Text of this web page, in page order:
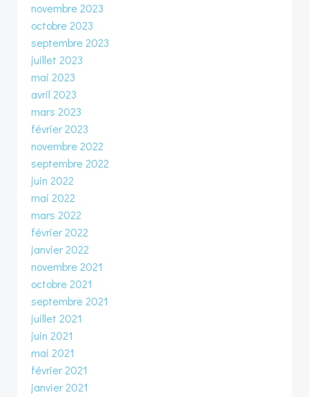
novembre 2023
octobre 2023
septembre 2023
juillet 2023
mai 2023
avril 2023
mars 2023
février 2023
novembre 2022
septembre 2022
juin 2022
mai 2022
mars 2022
février 2022
janvier 2022
novembre 2021
octobre 2021
septembre 2021
juillet 2021
juin 2021
mai 2021
février 2021
janvier 2021